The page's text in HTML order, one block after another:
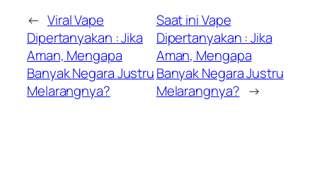
← Viral Vape
Dipertanyakan : Jika
Aman, Mengapa
Banyak Negara Justru
Melarangnya?
Saat ini Vape
Dipertanyakan : Jika
Aman, Mengapa
Banyak Negara Justru
Melarangnya? →